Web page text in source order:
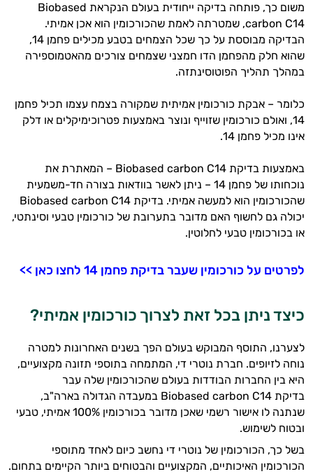
משום כך, פותחה בדיקה ייחודית בעולם הנקראת Biobased
carbon C14, שמטרתה לאמת שהכורכומין הוא אכן אמיתי.
הבדיקה מבוססת על כך שכל הצמחים בטבע מכילים פחמן 14,
שהוא חלק מהפחמן הדו חמצני שצמחים צורכים מהאטמוספירה
במהלך תהליך הפוטוסינתזה.
כלומר – אבקת כורכומין אמיתית שמקורה בצמח עצמו תכיל פחמן
14, ואולם כורכומין שזוייף ונוצר באמצעות פטרוכימיקלים או דלק
אינו מכיל פחמן 14.
באמצעות בדיקת Biobased carbon C14 – המאתרת את
נוכחותו של פחמן 14 – ניתן לאשר בוודאות בצורה חד-משמעית
שהכורכומין הוא למעשה אמיתי. בדיקת Biobased carbon C14
יכולה גם לחשוף האם מדובר בתערובת של כורכומין טבעי וסינתטי,
או בכורכומין טבעי לחלוטין.
לפרטים על כורכומין שעבר בדיקת פחמן 14 לחצו כאן >>
כיצד ניתן בכל זאת לצרוך כורכומין אמיתי?
לצערנו, התוסף המבוקש בעולם הפך בשנים האחרונות למטרה
נוחה לזיופים. חברת נוטרי די, המתמחה בתוספי תזונה מקצועיים,
היא בין החברות הבודדות בעולם שהכורכומין שלה עבר
בדיקת Biobased carbon C14 במעבדה הגדולה בארה"ב,
שנתנה לו אישור רשמי שאכן מדובר בכורכומין 100% אמיתי, טבעי
ובטוח לשימוש.
בשל כך, הכורכומין של נוטרי די נחשב כיום לאחד מתוספי
הכורכומין האיכותיים, המקצועיים והבטוחים ביותר הקיימים בתחום.